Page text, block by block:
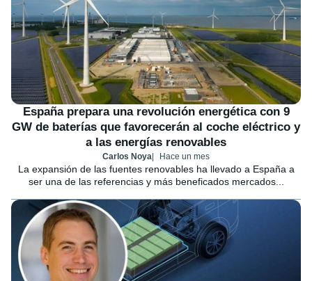
España prepara una revolución energética con 9
GW de baterías que favorecerán al coche eléctrico y
a las energías renovables
Carlos Noya Hace un mes
La expansión de las fuentes renovables ha llevado a España a
ser una de las referencias y más beneficados mercados...